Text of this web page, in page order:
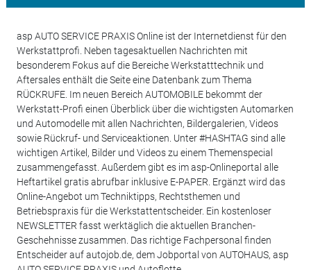
asp AUTO SERVICE PRAXIS Online ist der Internetdienst für den
Werkstattprofi. Neben tagesaktuellen Nachrichten mit
besonderem Fokus auf die Bereiche Werkstatttechnik und
Aftersales enthält die Seite eine Datenbank zum Thema
RÜCKRUFE. Im neuen Bereich AUTOMOBILE bekommt der
Werkstatt-Profi einen Überblick über die wichtigsten Automarken
und Automodelle mit allen Nachrichten, Bildergalerien, Videos
sowie Rückruf- und Serviceaktionen. Unter #HASHTAG sind alle
wichtigen Artikel, Bilder und Videos zu einem Themenspecial
zusammengefasst. Außerdem gibt es im asp-Onlineportal alle
Heftartikel gratis abrufbar inklusive E-PAPER. Ergänzt wird das
Online-Angebot um Techniktipps, Rechtsthemen und
Betriebspraxis für die Werkstattentscheider. Ein kostenloser
NEWSLETTER fasst werktäglich die aktuellen Branchen-
Geschehnisse zusammen. Das richtige Fachpersonal finden
Entscheider auf autojob.de, dem Jobportal von AUTOHAUS, asp